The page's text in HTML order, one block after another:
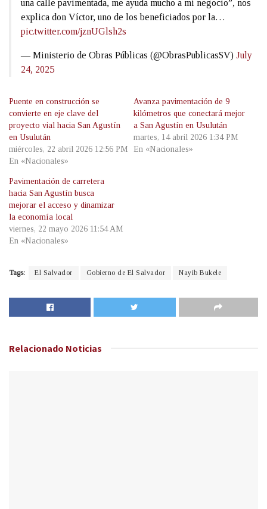
una calle pavimentada, me ayuda mucho a mi negocio”, nos
explica don Víctor, uno de los beneficiados por la…
pic.twitter.com/jznUGlsh2s
— Ministerio de Obras Públicas (@ObrasPublicasSV) July
24, 2025
Puente en construcción se
convierte en eje clave del
proyecto vial hacia San Agustín
en Usulután
miércoles, 22 abril 2026 12:56 PM
En «Nacionales»
Avanza pavimentación de 9
kilómetros que conectará mejor
a San Agustín en Usulután
martes, 14 abril 2026 1:34 PM
En «Nacionales»
Pavimentación de carretera
hacia San Agustín busca
mejorar el acceso y dinamizar
la economía local
viernes, 22 mayo 2026 11:54 AM
En «Nacionales»
Tags: El Salvador Gobierno de El Salvador Nayib Bukele
Relacionado Noticias